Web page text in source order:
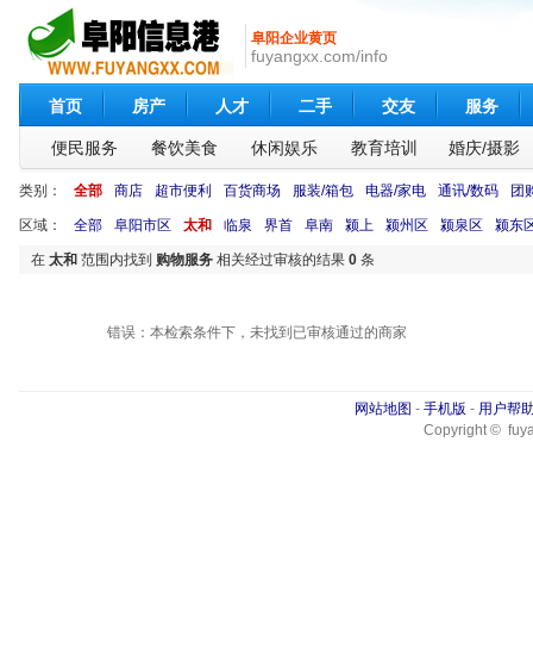
阜阳企业黄页
fuyangxx.com/info
首页 房产 人才 二手 交友 服务
便民服务 餐饮美食 休闲娱乐 教育培训 婚庆/摄影
类别： 全部 商店 超市便利 百货商场 服装/箱包 电器/家电 通讯/数码 团
区域： 全部 阜阳市区 太和 临泉 界首 阜南 颍上 颍州区 颍泉区 颍东
在 太和 范围内找到 购物服务 相关经过审核的结果 0 条
错误：本检索条件下，未找到已审核通过的商家
网站地图 - 手机版 - 用户帮
Copyright ©